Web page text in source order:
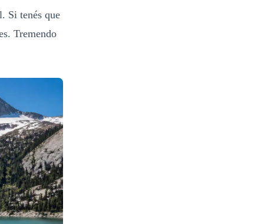
Si tenés que
Tremendo